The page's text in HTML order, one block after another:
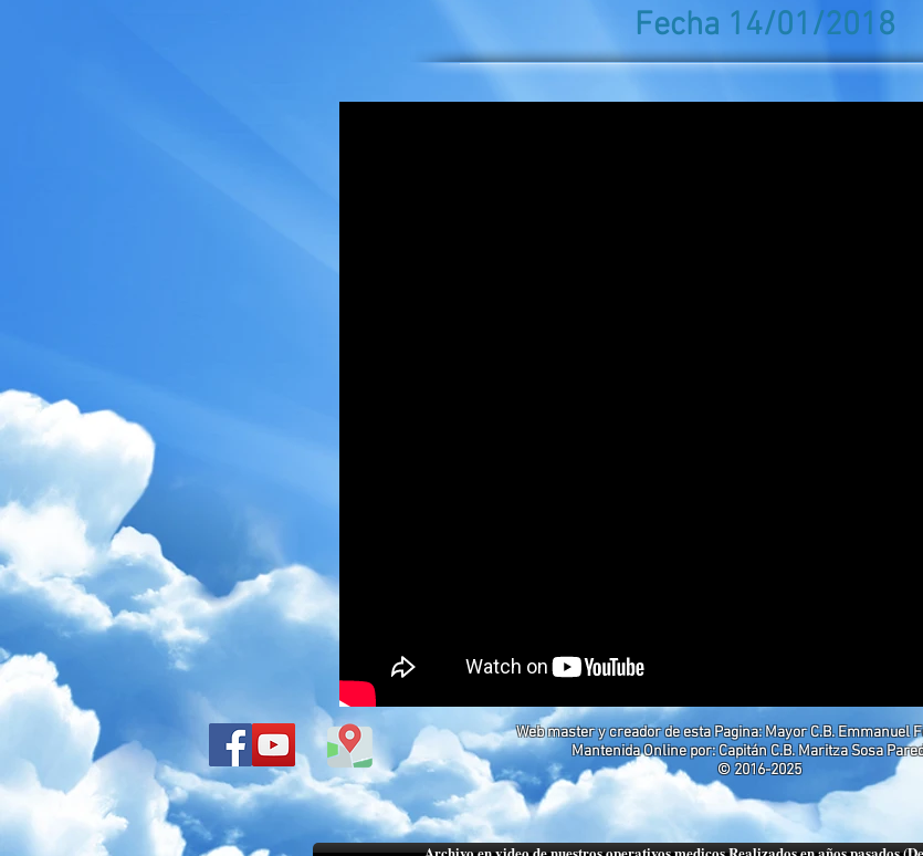
Fecha 14/01/2018
Web master y creador de esta Pagina: Mayor C.B. Emmanuel
Mantenida Online por: Capitán C.B. Maritza Sosa
© 2016-2025